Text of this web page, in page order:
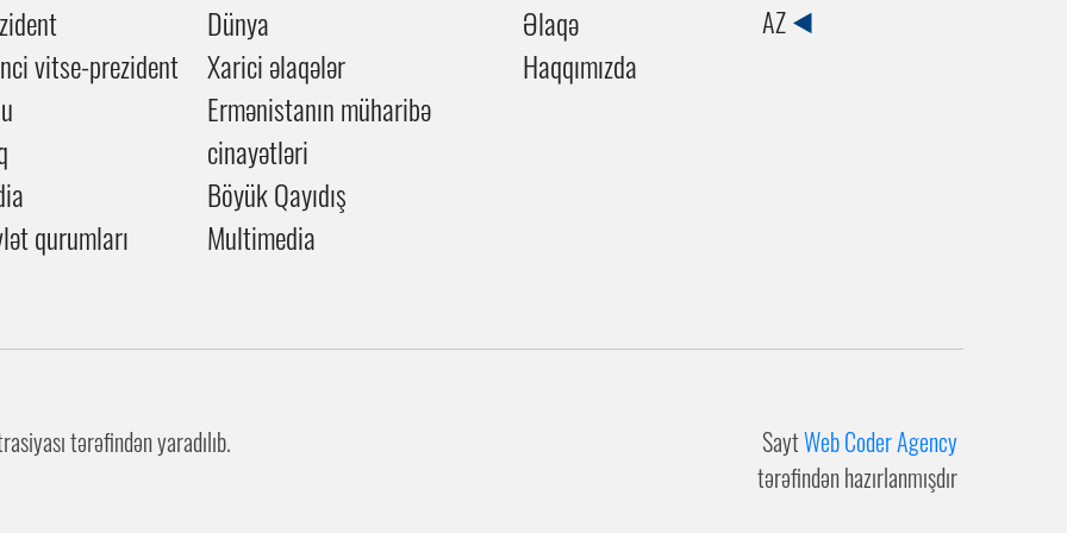
vitse-prezident
qurumları
Dünya
Xarici əlaqələr
Ermənistanın müharibə
cinayətləri
Böyük Qayıdış
Multimedia
Əlaqə
Haqqımızda
AZ
tərəfindən yaradılıb. SaytWeb Coder Agency
tərəfindən hazırlanmışdır